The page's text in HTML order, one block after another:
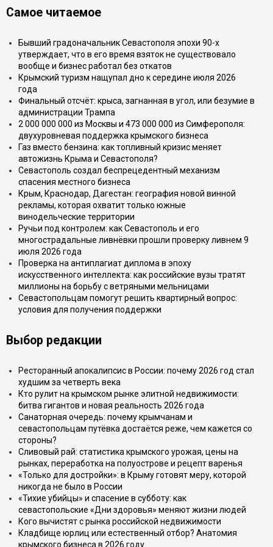
Самое читаемое
Бывший градоначальник Севастополя эпохи 90-х
утверждает, что в его время взяток не существовало
вообще и бизнес работал без откатов
Крымский туризм нащупал дно к середине июля 2026
года
Финальный отсчёт: крыса, загнанная в угол, или безумие в
администрации Трампа
2 000 000 000 из Москвы и 473 000 000 из Симферополя:
двухуровневая поддержка крымского бизнеса
Газ вместо бензина: как топливный кризис меняет
автожизнь Крыма и Севастополя?
Севастополь создал беспрецедентный механизм
спасения местного бизнеса
Крым, Краснодар, Дагестан: география новой винной
рекламы, которая охватит только южные
винодельческие территории
Ручьи под контролем: как Севастополь и его
многострадальные ливнёвки прошли проверку ливнем 9
июля 2026 года
Проверка на антиплагиат диплома в эпоху
искусственного интеллекта: как российские вузы тратят
миллионы на борьбу с ветряными мельницами
Севастопольцам помогут решить квартирный вопрос:
условия для получения поддержки
Выбор редакции
Ресторанный апокалипсис в России: почему 2026 год стал
худшим за четверть века
Кто рулит на крымском рынке элитной недвижимости:
битва гигантов и новая реальность 2026 года
Санаторная очередь: почему крымчанам и
севастопольцам путёвка достаётся реже, чем кажется со
стороны?
Сливовый рай: статистика крымского урожая, цены на
рынках, переработка на полуострове и рецепт варенья
«Только для достройки»: в Крыму готовят меру, которой
никогда не было в России
«Тихие убийцы» и спасение в субботу: как
севастопольские «Дни здоровья» меняют жизни людей
Кого вычистят с рынка российской недвижимости
Кладбище юрлиц или естественный отбор? Анатомия
крымского бизнеса в 2026 году